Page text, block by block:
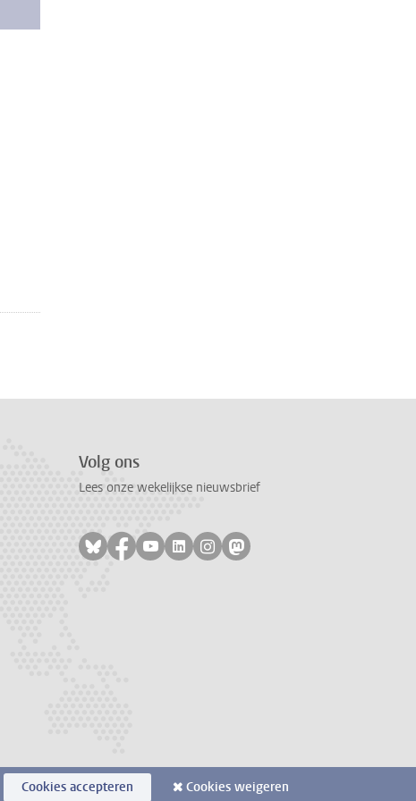
Volg ons
Lees onze wekelijkse nieuwsbrief
Volg ons op bluesky
Volg ons op facebook
Volg ons op youtube
Volg ons op linkedin
Volg ons op instagram
Volg ons op mastodon
Cookies accepteren Cookies weigeren